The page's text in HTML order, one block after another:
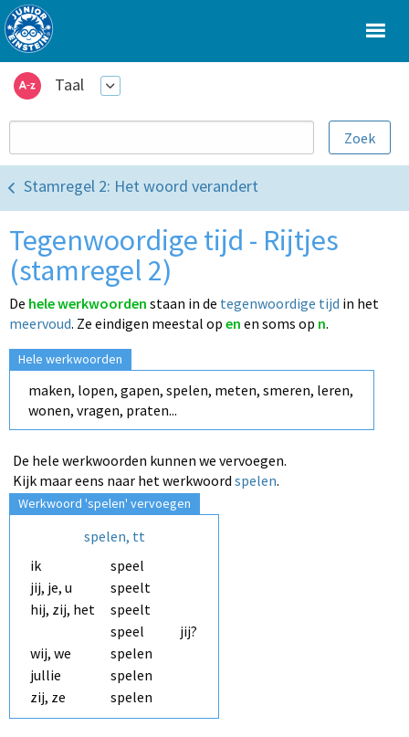
Taal
Stamregel 2: Het woord verandert
Tegenwoordige tijd - Rijtjes
(stamregel 2)
De hele werkwoorden staan in de tegenwoordige tijd in het
meervoud. Ze eindigen meestal op en en soms op n.
Hele werkwoorden
maken, lopen, gapen, spelen, meten, smeren, leren,
wonen, vragen, praten...
De hele werkwoorden kunnen we vervoegen.
Kijk maar eens naar het werkwoord spelen.
Werkwoord 'spelen' vervoegen
spelen, tt
ik
speel
jij, je, u
speelt
hij, zij, het
speelt
speel
jij?
wij, we
spelen
jullie
spelen
zij, ze
spelen